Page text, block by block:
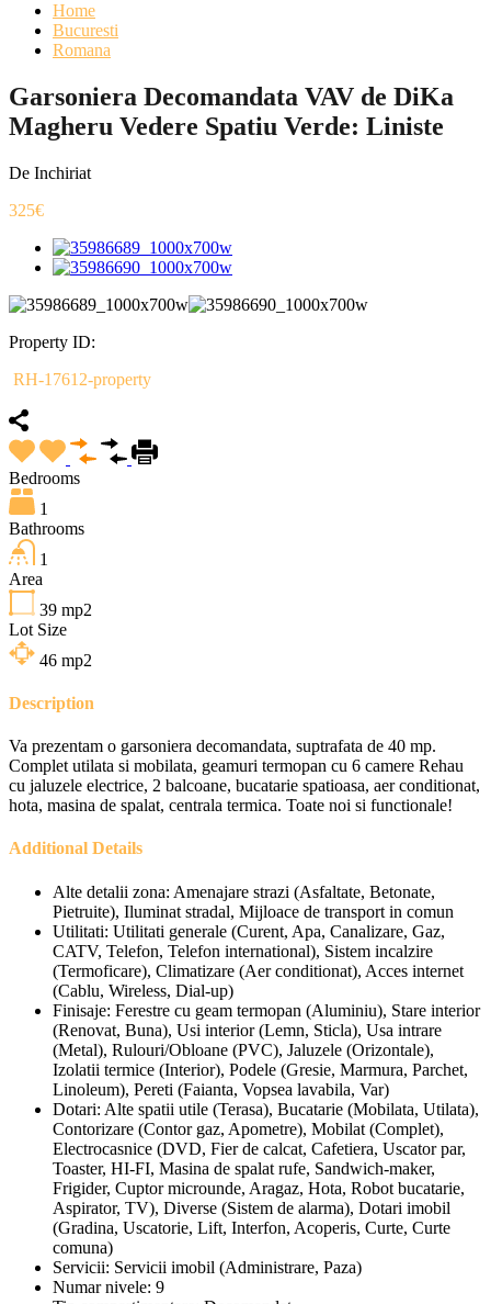
Home
Bucuresti
Romana
Garsoniera Decomandata VAV de DiKa
Magheru Vedere Spatiu Verde: Liniste
De Inchiriat
325€
Property ID:
RH-17612-property
Bedrooms
1
Bathrooms
1
Area
39 mp2
Lot Size
46 mp2
Description
Va prezentam o garsoniera decomandata, suptrafata de 40 mp.
Complet utilata si mobilata, geamuri termopan cu 6 camere Rehau
cu jaluzele electrice, 2 balcoane, bucatarie spatioasa, aer conditionat,
hota, masina de spalat, centrala termica. Toate noi si functionale!
Additional Details
Alte detalii zona: Amenajare strazi (Asfaltate, Betonate,
Pietruite), Iluminat stradal, Mijloace de transport in comun
Utilitati: Utilitati generale (Curent, Apa, Canalizare, Gaz,
CATV, Telefon, Telefon international), Sistem incalzire
(Termoficare), Climatizare (Aer conditionat), Acces internet
(Cablu, Wireless, Dial-up)
Finisaje: Ferestre cu geam termopan (Aluminiu), Stare interior
(Renovat, Buna), Usi interior (Lemn, Sticla), Usa intrare
(Metal), Rulouri/Obloane (PVC), Jaluzele (Orizontale),
Izolatii termice (Interior), Podele (Gresie, Marmura, Parchet,
Linoleum), Pereti (Faianta, Vopsea lavabila, Var)
Dotari: Alte spatii utile (Terasa), Bucatarie (Mobilata, Utilata),
Contorizare (Contor gaz, Apometre), Mobilat (Complet),
Electrocasnice (DVD, Fier de calcat, Cafetiera, Uscator par,
Toaster, HI-FI, Masina de spalat rufe, Sandwich-maker,
Frigider, Cuptor microunde, Aragaz, Hota, Robot bucatarie,
Aspirator, TV), Diverse (Sistem de alarma), Dotari imobil
(Gradina, Uscatorie, Lift, Interfon, Acoperis, Curte, Curte
comuna)
Servicii: Servicii imobil (Administrare, Paza)
Numar nivele: 9